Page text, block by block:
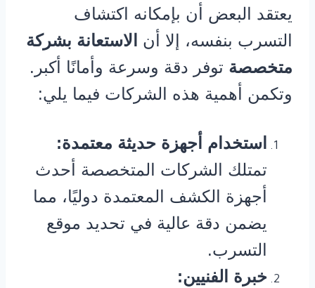
يعتقد البعض أن بإمكانه اكتشاف
التسرب بنفسه، إلا أن الاستعانة بشركة
متخصصة توفر دقة وسرعة وأمانًا أكبر.
وتكمن أهمية هذه الشركات فيما يلي:
استخدام أجهزة حديثة معتمدة:
تمتلك الشركات المتخصصة أحدث
أجهزة الكشف المعتمدة دوليًا، مما
يضمن دقة عالية في تحديد موقع
التسرب.
خبرة الفنيين: